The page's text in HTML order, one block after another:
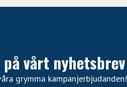
vårt nyhetsbrev
grymma kampanjerbjudanden!